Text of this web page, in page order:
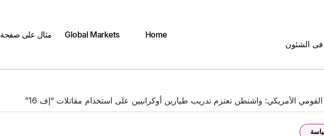
فى الشئون
Home
Global Markets مثال على صفحة
الأمريكي: واشنطن تعتزم تدريب طيارين أوكرانيين على استخدام مقاتلات “إف 16”